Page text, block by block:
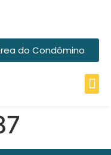
do Condômino